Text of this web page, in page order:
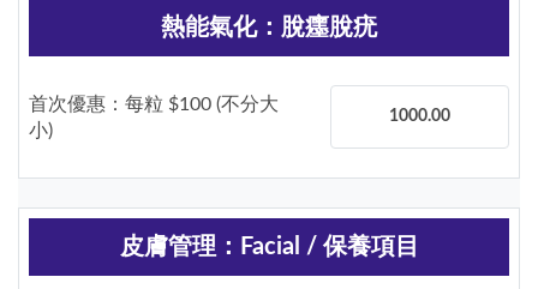
熱能氣化：脫癦脫疣
首次優惠：每粒 $100 (不分大
小)
1000.00
皮膚管理：Facial / 保養項目